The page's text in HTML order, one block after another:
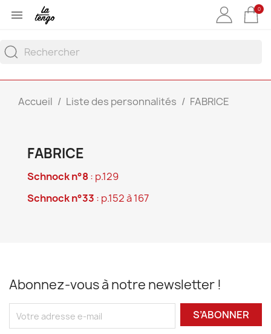
 0
Accueil Liste des personnalités FABRICE
FABRICE
Schnock n°8: p.129
Schnock n°33 : p.152 à 167
Abonnez-vous à notre newsletter !
S’ABONNER